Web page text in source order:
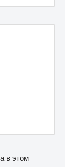
в этом